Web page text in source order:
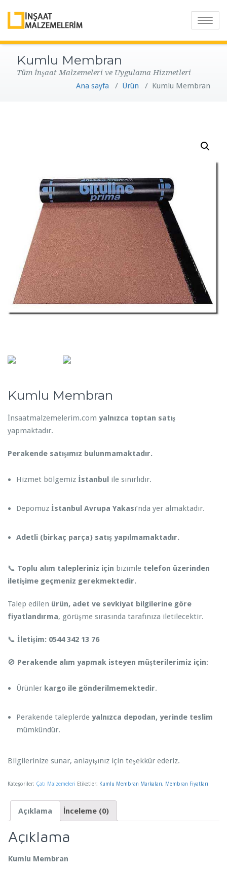
T
e
g
Kumlu Membran
Tüm İnşaat Malzemeleri ve Uygulama Hizmetleri
Ana sayfa / Ürün / Kumlu Membran
Kumlu Membran
İnsaatmalzemelerim.com yalnızca toptan satış
yapmaktadır.
Perakende satışımız bulunmamaktadır.
Hizmet bölgemiz İstanbul ile sınırlıdır.
Depomuz İstanbul Avrupa Yakası’nda yer almaktadır.
Adetli (birkaç parça) satış yapılmamaktadır.
📞 Toplu alım talepleriniz için bizimle telefon üzerinden
iletişime geçmeniz gerekmektedir.
Talep edilen ürün, adet ve sevkiyat bilgilerine göre
fiyatlandırma, görüşme sırasında tarafınıza iletilecektir.
📞 İletişim: 0544 342 13 76
🚫 Perakende alım yapmak isteyen müşterilerimiz için:
Ürünler kargo ile gönderilmemektedir.
Perakende taleplerde yalnızca depodan, yerinde teslim
mümkündür.
Bilgilerinize sunar, anlayışınız için teşekkür ederiz.
Kategoriler: Çatı Malzemeleri Etiketler: Kumlu Membran Markaları, Membran Fiyatları
Açıklama İnceleme (0)
Açıklama
Kumlu Membran